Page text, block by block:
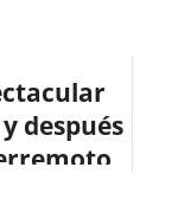
después